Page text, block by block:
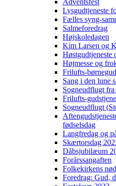
Adventsfest
Lysgudtjeneste
Fælles syng-
Salmeforedrag
Højskoledagen
Kim Larsen og
Høstgudtjeneste
Højmesse og
Frilufts-
Sang i den lune
Sogneudflugt
Frilufts-
Sogneudflugt
fødselsdag
Langfredag og
Skærtorsdag
Dåbsjubilæum
Forårssangaften
Folkekirkens
Foredrag: Gud,